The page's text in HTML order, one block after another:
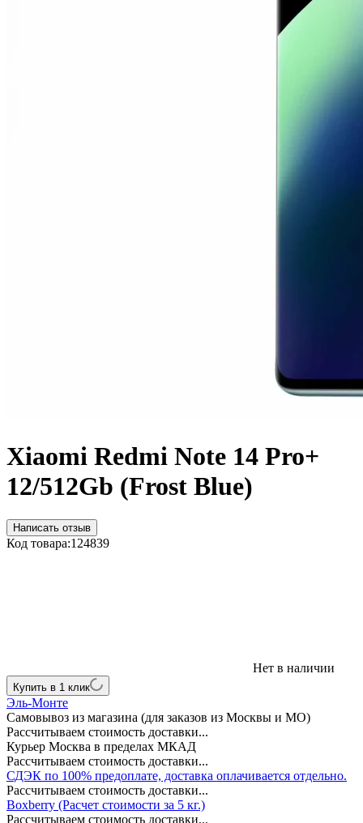
Xiaomi Redmi Note 14 Pro+
12/512Gb (Frost Blue)
Написать отзыв
Код товара:124839
Нет в наличии
Купить в 1 клик
Эль-Монте
Самовывоз из магазина (для заказов из Москвы и МО)
Рассчитываем стоимость доставки...
Курьер Москва в пределах МКАД
Рассчитываем стоимость доставки...
СДЭК по 100% предоплате, доставка оплачивается отдельно.
Рассчитываем стоимость доставки...
Boxberry (Расчет стоимости за 5 кг.)
Рассчитываем стоимость доставки...